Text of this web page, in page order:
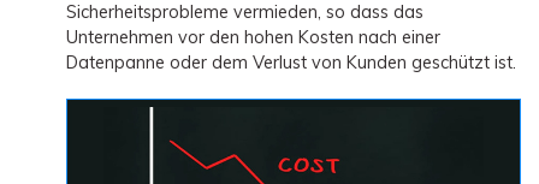
Sicherheitsprobleme vermieden, so dass das
Unternehmen vor den hohen Kosten nach einer
Datenpanne oder dem Verlust von Kunden geschützt ist.